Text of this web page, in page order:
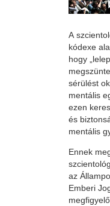
A
kódexe
hogy
sérülést
mentális
ezen
és
mentális
Ennek
az
Emberi